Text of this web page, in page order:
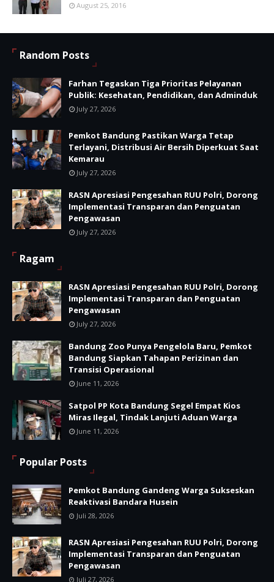
August 25, 2016
Random Posts
Farhan Tegaskan Tiga Prioritas Pelayanan
Publik: Kesehatan, Pendidikan, dan Adminduk
July 27, 2026
Pemkot Bandung Pastikan Warga Tetap
Terlayani, Distribusi Air Bersih Diperkuat Saat
Kemarau
July 27, 2026
RASN Apresiasi Pengesahan RUU Polri, Dorong
Implementasi Transparan dan Penguatan
Pengawasan
July 27, 2026
Ragam
RASN Apresiasi Pengesahan RUU Polri, Dorong
Implementasi Transparan dan Penguatan
Pengawasan
July 27, 2026
Bandung Zoo Punya Pengelola Baru, Pemkot
Bandung Siapkan Tahapan Perizinan dan
Transisi Operasional
June 11, 2026
Satpol PP Kota Bandung Segel Empat Kios
Miras Ilegal, Tindak Lanjuti Aduan Warga
June 11, 2026
Popular Posts
Pemkot Bandung Gandeng Warga Sukseskan
Reaktivasi Bandara Husein
Juli 28, 2026
RASN Apresiasi Pengesahan RUU Polri, Dorong
Implementasi Transparan dan Penguatan
Pengawasan
Juli 27, 2026